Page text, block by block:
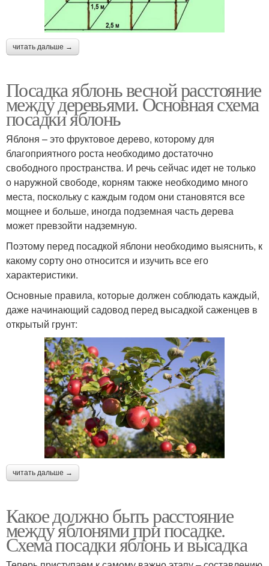
читать дальше →
Посадка яблонь весной расстояние
между деревьями. Основная схема
посадки яблонь
Яблоня – это фруктовое дерево, которому для
благоприятного роста необходимо достаточно
свободного пространства. И речь сейчас идет не только
о наружной свободе, корням также необходимо много
места, поскольку с каждым годом они становятся все
мощнее и больше, иногда подземная часть дерева
может превзойти надземную.
Поэтому перед посадкой яблони необходимо выяснить, к
какому сорту оно относится и изучить все его
характеристики.
Основные правила, которые должен соблюдать каждый,
даже начинающий садовод перед высадкой саженцев в
открытый грунт:
читать дальше →
Какое должно быть расстояние
между яблонями при посадке.
Схема посадки яблонь и высадка